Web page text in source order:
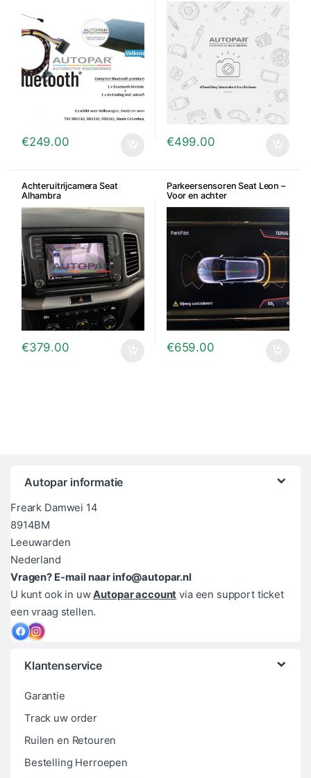
€249.00 €499.00
Achteruitrijcamera Seat
Alhambra
€379.00
Parkeersensoren Seat Leon –
Voor en achter
€659.00
Autopar informatie
Freark Damwei 14
8914BM
Leeuwarden
Nederland
Vragen? E-mail naar info@autopar.nl
U kunt ook in uwAutopar account via een support ticket
een vraag stellen.
Klantenservice
Garantie
Track uw order
Ruilen en Retouren
Bestelling Herroepen